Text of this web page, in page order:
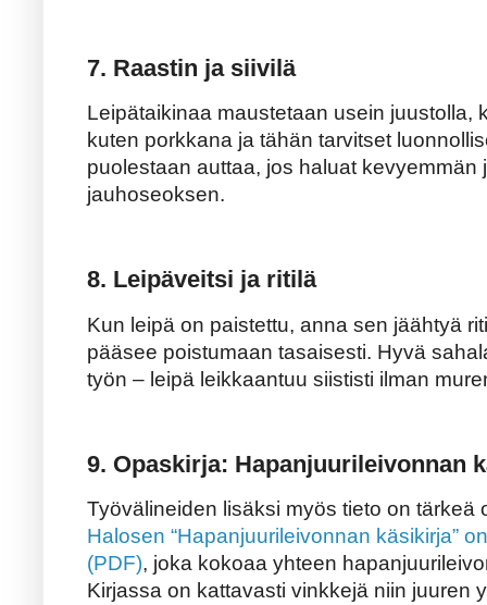
7. Raastin ja siivilä
Leipätaikinaa maustetaan usein juustolla,
kuten porkkana ja tähän tarvitset
puolestaan auttaa, jos haluat kevyemmän
jauhoseoksen.
8. Leipäveitsi ja ritilä
Kun leipä on paistettu, anna sen jäähtyä
pääsee poistumaan tasaisesti. Hyvä
työn – leipä leikkaantuu siististi ilman
9. Opaskirja: Hapanjuurileivonnan
Työvälineiden lisäksi myös tieto on tärkeä
Halosen “Hapanjuurileivonnan käsikirja”
(PDF), joka kokoaa yhteen
Kirjassa on kattavasti vinkkejä niin juuren